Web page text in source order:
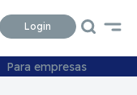
Login
Para empresas